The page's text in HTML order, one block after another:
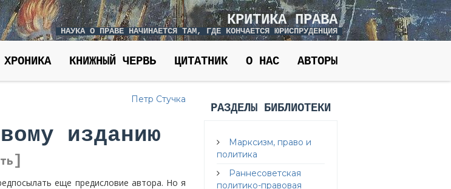
КРИТИКА ПРАВА
НАУКА О ПРАВЕ НАЧИНАЕТСЯ ТАМ, ГДЕ КОНЧАЕТСЯ ЮРИСПРУДЕНЦИЯ
ХРОНИКА КНИЖНЫЙ ЧЕРВЬ ЦИТАТНИК О НАС АВТОРЫ
Петр Стучка
изданию
]
еще предисловие автора. Но я
РАЗДЕЛЫ БИБЛИОТЕКИ
Марксизм, право и
политика
Раннесоветская
политико-правовая